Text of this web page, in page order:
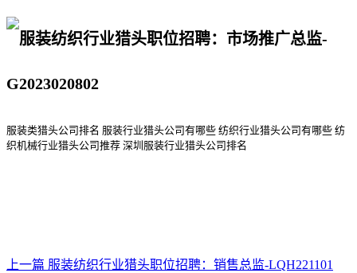
服装类猎头公司排名 服装行业猎头公司有哪些 纺织行业猎头公司有哪些 纺
织机械行业猎头公司推荐 深圳服装行业猎头公司排名
上一篇 服装纺织行业猎头职位招聘：销售总监-LQH221101